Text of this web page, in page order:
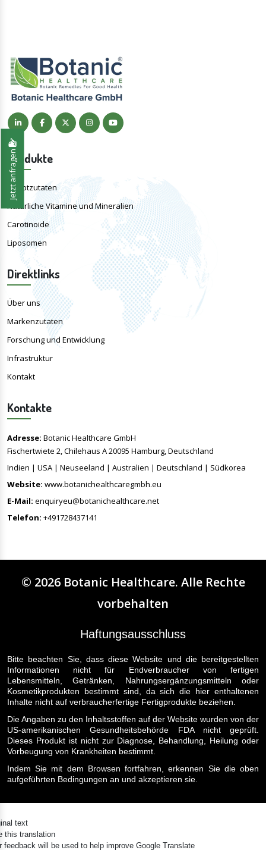
Produkte
Hauptzutaten
Natürliche Vitamine und Mineralien
Carotinoide
Liposomen
Direktlinks
Über uns
Markenzutaten
Forschung und Entwicklung
Infrastruktur
Kontakt
Kontakte
Adresse: Botanic Healthcare GmbH
Fischertwiete 2, Chilehaus A 20095 Hamburg, Deutschland
Indien | USA | Neuseeland | Australien | Deutschland | Südkorea
Website: www.botanichealthcaregmbh.eu
E-Mail: enquiryeu@botanichealthcare.net
Telefon: +491728437141
© 2026 Botanic Healthcare. Alle Rechte
vorbehalten
Haftungsausschluss
Bitte beachten Sie, dass diese Website und die bereitgestellten
Informationen nicht für Endverbraucher von fertigen
Lebensmitteln, Getränken, Nahrungsergänzungsmitteln oder
Kosmetikprodukten bestimmt sind, da sich die hier enthaltenen
Inhalte nicht auf verbraucherfertige Fertigprodukte beziehen.
Die Angaben zu den Inhaltsstoffen auf der Website wurden von der
US-amerikanischen Gesundheitsbehörde FDA nicht geprüft.
Dieses Produkt ist nicht zur Diagnose, Behandlung, Heilung oder
Vorbeugung von Krankheiten bestimmt.
Indem Sie mit dem Browsen fortfahren, erkennen Sie die oben
aufgeführten Bedingungen an und akzeptieren sie.
Jetzt anfragen
text
this translation
feedback will be used to help improve Google Translate